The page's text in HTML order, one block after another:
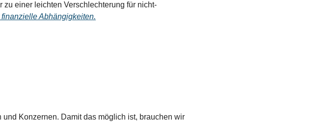
einer leichten Verschlechterung für nicht-
Abhängigkeiten.
Konzernen. Damit das möglich ist, brauchen wir